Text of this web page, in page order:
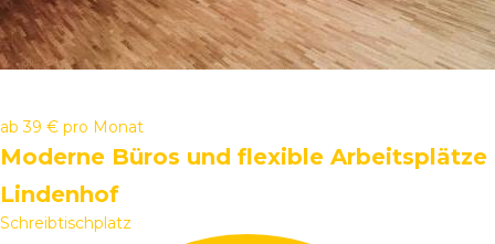
ab 39 € pro Monat
Moderne Büros und flexible Arbeitsplätze
Lindenhof
Schreibtischplatz